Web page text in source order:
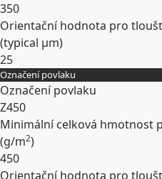
350
Orientační hodnota pro
(typical µm)
25
Rozbalit
Označení povlaku
Označení povlaku
Z450
Minimální celková hmotnost
(g/m2)
450
Orientační hodnota pro